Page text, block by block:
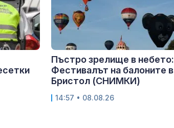
Пъстро зрелище в небето:
Фестивалът на балоните в
Бристол (СНИМКИ)
14:57 • 08.08.26